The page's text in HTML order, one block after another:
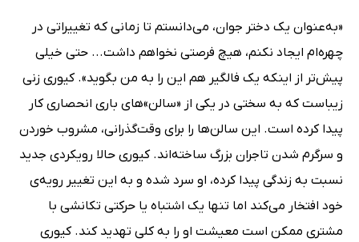
«به‌عنوان یک دختر جوان، می‌دانستم تا زمانی که تغییراتی در
چهره‌ام ایجاد نکنم، هیچ فرصتی نخواهم داشت... حتی خیلی
پیش‌تر از اینکه یک فالگیر هم این را به من بگوید». کیوری زنی
زیباست که به سختی در یکی از «سالن»های باری انحصاری کار
پیدا کرده است. این سالن‌ها را برای وقت‌گذرانی، مشروب خوردن
و سرگرم شدن تاجران بزرگ ساخته‌اند. کیوری حالا رویکردی جدید
نسبت به زندگی پیدا کرده، او سرد شده و به این تغییر رویه‌ی
خود افتخار می‌کند اما تنها یک اشتباه یا حرکتی تکانشی با
مشتری ممکن است معیشت او را به کلی تهدید کند. کیوری